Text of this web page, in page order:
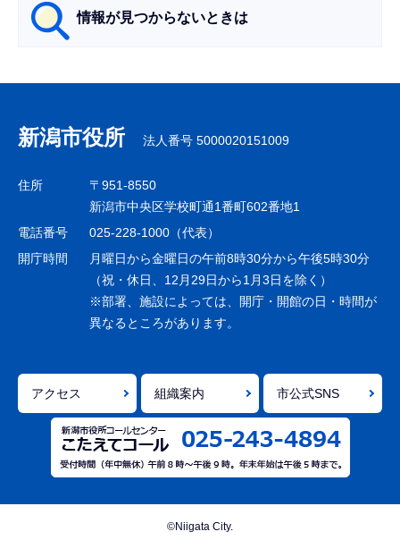
情報が見つからないときは
ナ
ビ
ゲ
シ
ョ
で
新潟市役所 法人番号 5000020151009
住所
〒951-8550
新潟市中央区学校町通1番町602番地1
電話番号
025-228-1000（代表）
開庁時間
月曜日から金曜日の午前8時30分から午後5時30分
（祝・休日、12月29日から1月3日を除く）
※部署、施設によっては、開庁・開館の日・時間が
異なるところがあります。
アクセス 組織案内 市公式SNS
©Niigata City.